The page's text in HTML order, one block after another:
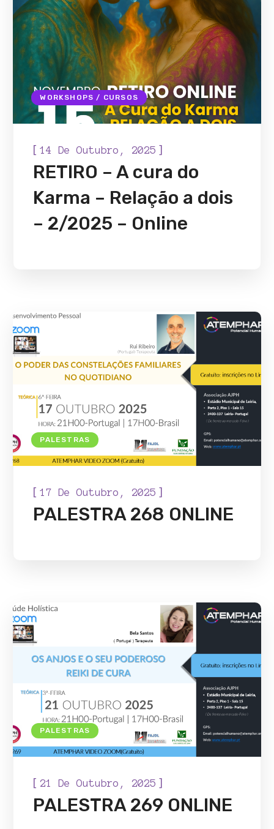
WORKSHOPS / CURSOS
[14 De Outubro, 2025 ]
RETIRO – A cura do
Karma – Relação a dois
– 2/2025 – Online
PALESTRAS
[17 De Outubro, 2025 ]
PALESTRA 268 ONLINE
PALESTRAS
[ 21 De Outubro, 2025 ]
PALESTRA 269 ONLINE